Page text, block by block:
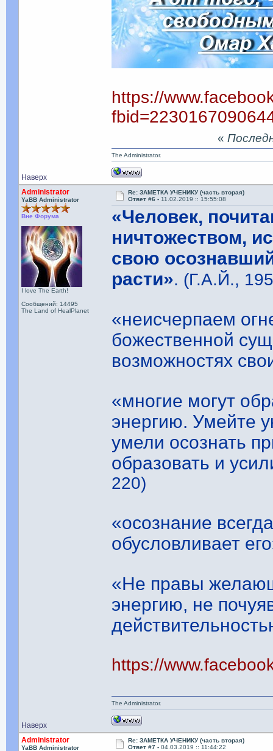
https://
Наверх
«
The Administrator.
Administrator
YaBB Administrator
Вне Форума
I love The Earth!
Сообщений: 14495
The Land of HealPlanet
Re: ЗАМЕТКА УЧЕНИКУ (часть вторая)
Ответ #6 - 11.02.2019 :: 15:55:08
«Человек,
ничтожеством,
свою
расти». (Г.А.Й.,
«неисчерпаем
божественной
возможностях
«многие могут
энергию. Умейте
умели осознать
образовать и
220)
«осознание
обусловливает
«Не правы
энергию, не
https://
Наверх
The Administrator.
Administrator
YaBB Administrator
Re: ЗАМЕТКА УЧЕНИКУ (часть вторая)
Ответ #7 -04.03.2019 :: 11:44:22